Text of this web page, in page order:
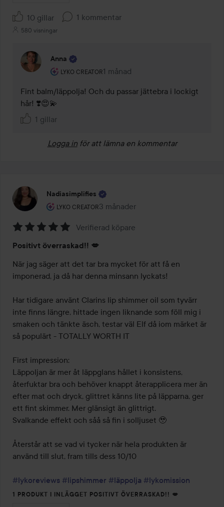
10 gillar 1 kommentar
580 visningar
Anna
LYKO CREATOR
Användarens roll: Lyko Creator.
1 månad
Kommentaren lades 1 månad
Fint balm/läppolja! Och du passar jättebra i lockigt
hår! ❣️😍💫
1 gillar
Logga in för att lämna en kommentar
Nadiasimplifies
LYKO CREATOR
Användarens roll: Lyko Creator.
3 månader
Inlägget skapades 3 månader
5
av
5
Verifierad köpare
Positivt överraskad!! 💋
När jag säger att det tar bra mycket för att få en
imponerad, ja då har denna minsann lyckats!
Har tidigare använt Clarins lip shimmer oil som tyvärr
inte finns längre, hittade ingen liknande som föll mig i
smaken och tänkte äsch, testar väl Elf då iom märket är
så populärt - TOTALLY WORTH IT
First impression:
Läppoljan är mer åt läppglans hållet i konsistens,
återfuktar bra och behöver knappt återapplicera mer än
efter mat och dryck, glittret känns lite på läpparna, ger
ett fint skimmer. Mer glänsigt än glittrigt.
Svalkande effekt och såå så fin i solljuset 🥹
Återstår att se vad vi tycker när hela produkten är
använd till slut, fram tills dess 10/10
#lykoreviews #lipshimmer #läppolja #lykomission
1 PRODUKT I INLÄGGET POSITIVT ÖVERRASKAD!! 💋